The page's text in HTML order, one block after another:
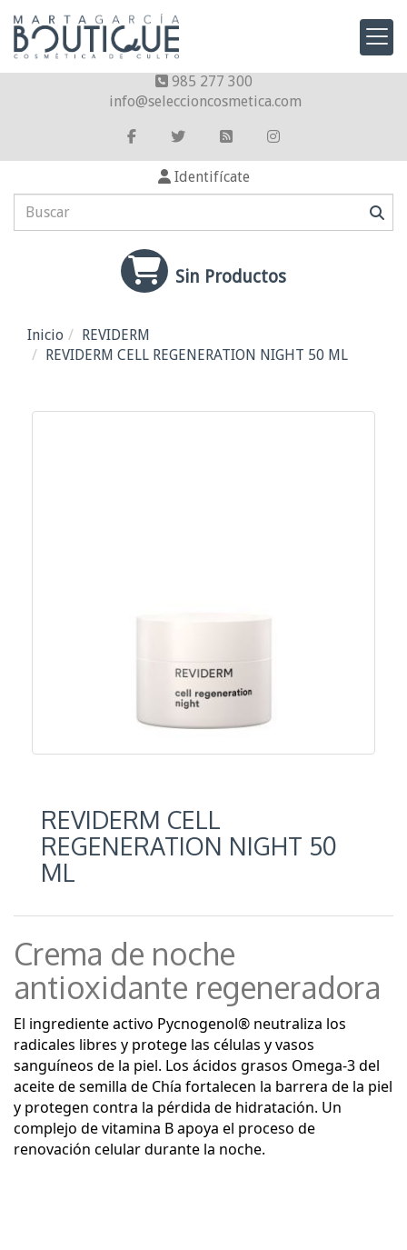
985 277 300
info
seleccioncosmetica.com
Identifícate
Sin Productos
Inicio
REVIDERM
REVIDERM CELL REGENERATION NIGHT 50 ML
REVIDERM CELL
REGENERATION NIGHT 50
ML
Crema de noche
antioxidante regeneradora
El ingrediente activo Pycnogenol® neutraliza los
radicales libres y protege las células y vasos
sanguíneos de la piel. Los ácidos grasos Omega-3 del
aceite de semilla de Chía fortalecen la barrera de la piel
y protegen contra la pérdida de hidratación. Un
complejo de vitamina B apoya el proceso de
renovación celular durante la noche.